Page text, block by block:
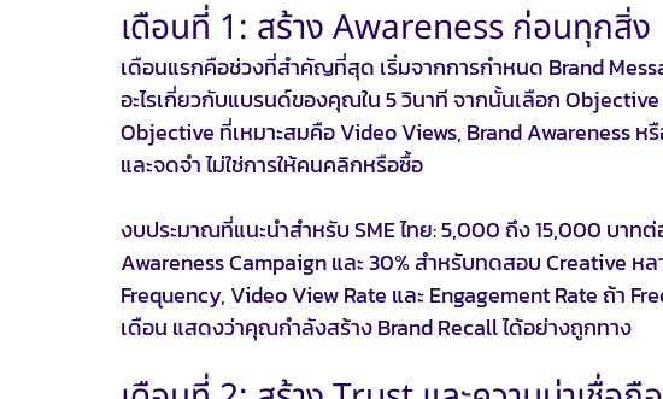
เดือนที่ 1: สร้าง Awareness ก่อนทุกสิ่ง
เดือนแรกคือช่วงที่สำคัญที่สุด เริ่มจากการกำหนด Brand
อะไรเกี่ยวกับแบรนด์ของคุณใน 5 วินาที จากนั้นเลือก
Objective ที่เหมาะสมคือ Video Views, Brand Awareness ห
และจดจำ ไม่ใช่การให้คนคลิกหรือซื้อ
งบประมาณที่แนะนำสำหรับ SME ไทย: 5,000 ถึง 15,000 บาท
Awareness Campaign และ 30% สำหรับทดสอบ Creative ห
Frequency, Video View Rate และ Engagement Rate ถ้า
เดือน แสดงว่าคุณกำลังสร้าง Brand Recall ได้อย่างถูกทาง